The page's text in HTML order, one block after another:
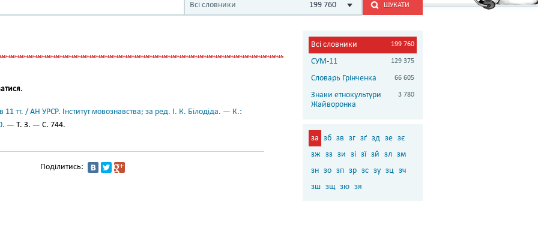
Всі словники 199 760 ШУКАТИ
.
11 тт. / АН УРСР. Інститут мовознавства; за ред. І. К. Білодіда. — К.:
— Т. 3. — С. 744.
Поділитись:
Всі словники 199 760
СУМ-11 129 375
Словарь Грінченка 66 605
Знаки етнокультури
Жайворонка
3 780
за зб зв зг зґ зд зе зє
зж зз зи зі зї зй зл зм
зн зо зп зр зс зу зц зч
зш зщ зю зя